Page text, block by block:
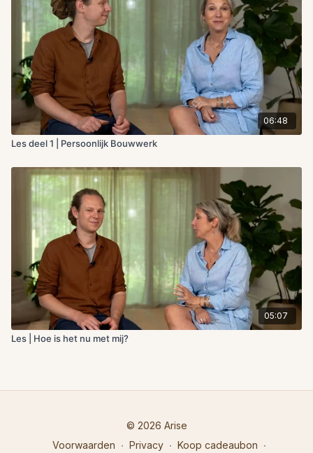
06:48
Les deel 1 | Persoonlijk Bouwwerk
05:07
Les | Hoe is het nu met mij?
© 2026 Arise
Voorwaarden ∙ Privacy ∙ Koop cadeaubon ∙